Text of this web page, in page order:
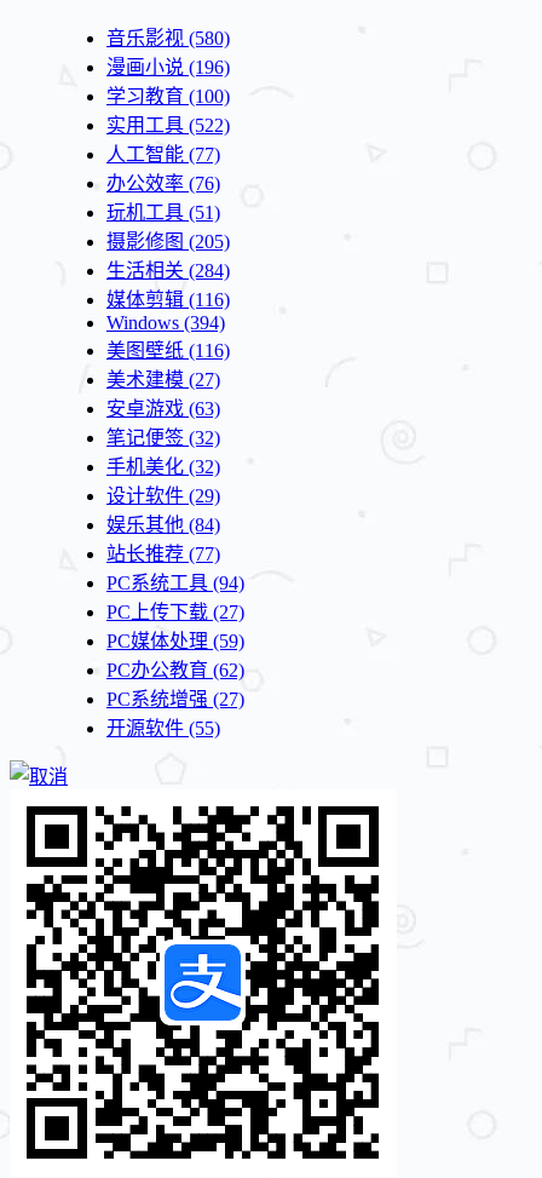
音乐影视 (580)
漫画小说 (196)
学习教育 (100)
实用工具 (522)
人工智能 (77)
办公效率 (76)
玩机工具 (51)
摄影修图 (205)
生活相关 (284)
媒体剪辑 (116)
Windows (394)
美图壁纸 (116)
美术建模 (27)
安卓游戏 (63)
笔记便签 (32)
手机美化 (32)
设计软件 (29)
娱乐其他 (84)
站长推荐 (77)
PC系统工具 (94)
PC上传下载 (27)
PC媒体处理 (59)
PC办公教育 (62)
PC系统增强 (27)
开源软件 (55)